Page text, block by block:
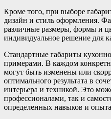
Кроме того, при выборе
дизайн и стиль оформления.
различные размеры, формы и
индивидуальное решение для
Стандартные габариты
примерами. В каждом
могут быть изменены или
оптимального результата в
интерьера и техникой. Это
профессионалами, так и
определенных навыков и